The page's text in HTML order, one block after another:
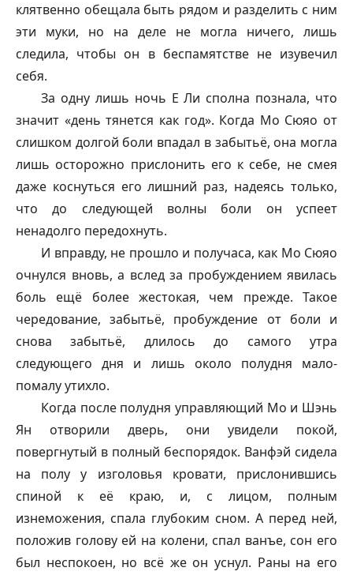
клятвенно обещала быть рядом и разделить с ним
эти муки, но на деле не могла ничего, лишь
следила, чтобы он в беспамятстве не изувечил
себя.
За одну лишь ночь Е Ли сполна познала, что
значит «день тянется как год». Когда Мо Сюяо от
слишком долгой боли впадал в забытьё, она могла
лишь осторожно прислонить его к себе, не смея
даже коснуться его лишний раз, надеясь только,
что до следующей волны боли он успеет
ненадолго передохнуть.
И вправду, не прошло и получаса, как Мо Сюяо
очнулся вновь, а вслед за пробуждением явилась
боль ещё более жестокая, чем прежде. Такое
чередование, забытьё, пробуждение от боли и
снова забытьё, длилось до самого утра
следующего дня и лишь около полудня мало-
помалу утихло.
Когда после полудня управляющий Мо и Шэнь
Ян отворили дверь, они увидели покой,
повергнутый в полный беспорядок. Ванфэй сидела
на полу у изголовья кровати, прислонившись
спиной к её краю, и, с лицом, полным
изнеможения, спала глубоким сном. А перед ней,
положив голову ей на колени, спал ванъе, сон его
был неспокоен, но всё же он уснул. Раны на его